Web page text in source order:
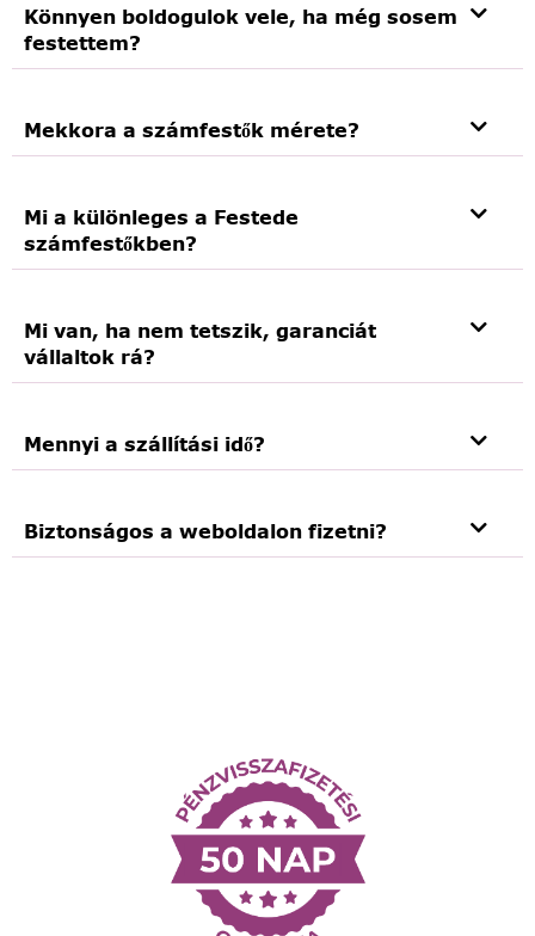
Könnyen boldogulok vele, ha még sosem
festettem?
Mekkora a számfestők mérete?
Mi a különleges a Festede
számfestőkben?
Mi van, ha nem tetszik, garanciát
vállaltok rá?
Mennyi a szállítási idő?
Biztonságos a weboldalon fizetni?